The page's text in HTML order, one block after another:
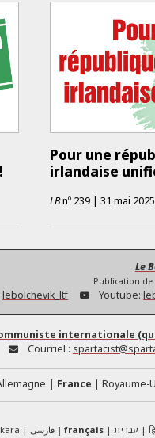
Pour une
irlandaise
LBnº 239 | 31 mai 2025
Le
Publication de
lebolchevik_ltf Youtube:
internationale
Courriel :
France Royaume-
فارسی français עברית